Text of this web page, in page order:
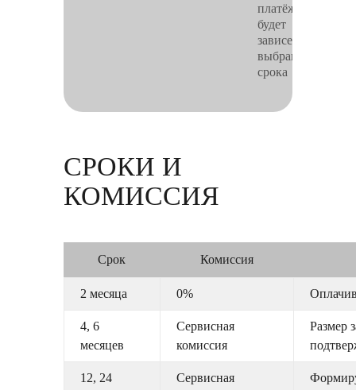
платёж
будет
зависеть от
выбранного
срока
СРОКИ И
КОМИССИЯ
Срок Комиссия
2 месяца 0%
4, 6
месяцев
Сервисная
комиссия
Размер
12, 24 Сервисная